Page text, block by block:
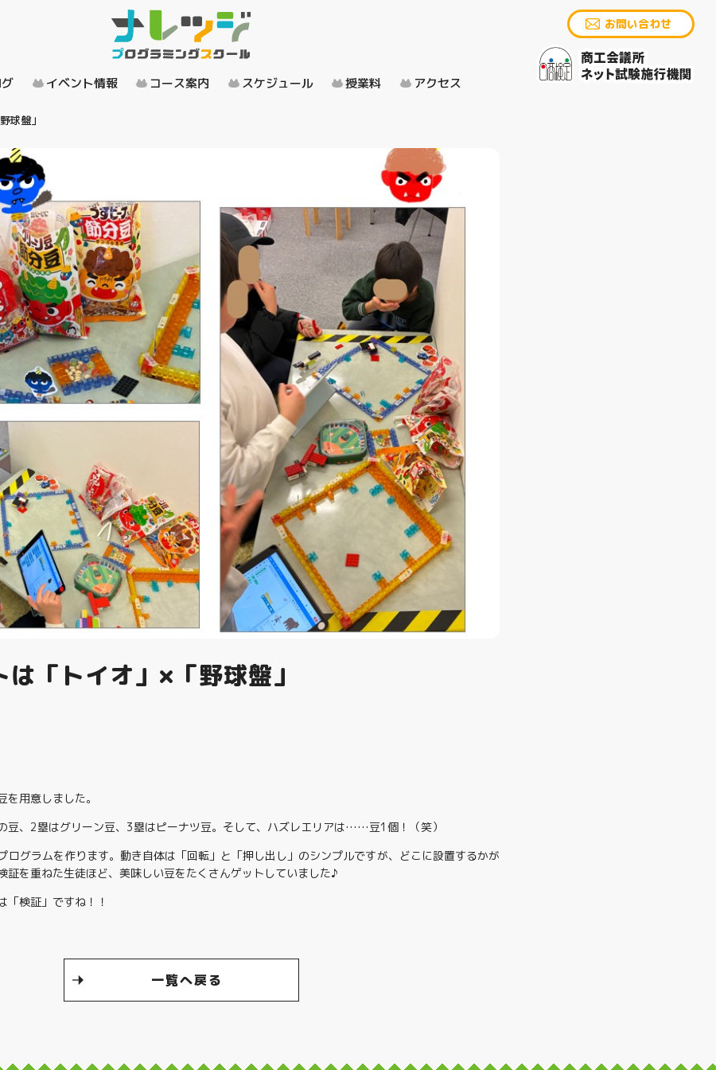
お問い合わせ
イベント情報 コース案内 スケジュール 授業料 アクセス
球盤」
「トイオ」×「野球盤」
用意しました。
豆、2塁はグリーン豆、3塁はピーナツ豆。そして、ハズレエリアは……豆1個！（笑）
ログラムを作ります。動き自体は「回転」と「押し出し」のシンプルですが、どこに設置するかが
証を重ねた生徒ほど、美味しい豆をたくさんゲットしていました♪
検証」ですね！！
一覧へ戻る